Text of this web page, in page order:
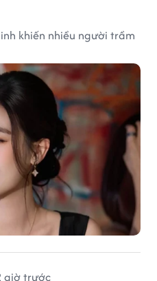
khiến nhiều người trầm
giờ trước